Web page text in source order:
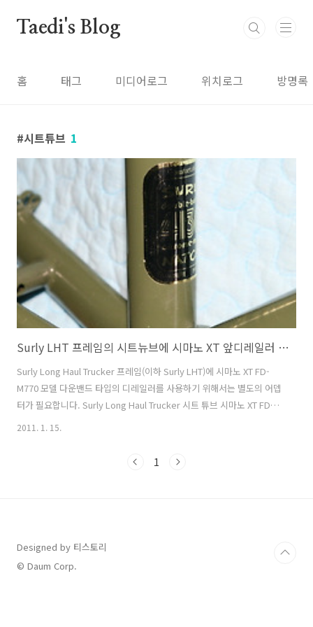
Taedi's Blog
홈 태그 미디어로그 위치로그 방명록
시트튜브 1
Surly LHT 프레임의 시트뉴브에 시마노 XT 앞디레일러 장착
Surly Long Haul Trucker 프레임(이하 Surly LHT)에 시마노 XT FD-
M770 모델 다운밴드 타입의 디레일러를 사용하기 위해서는 별도의 어뎁
터가 필요합니다. Surly Long Haul Trucker 시트 튜브 시마노 XT FD-
M770 모델(다운밴드) - 31.8/34.9mm 호환 Surly LHT 프레임의 시트튜
사용할 수 있습니다. 그래서 장착이 불가능 합니다. Surly LHT 프레임은
2011. 1. 15.
1
Designed by 티스토리
© Daum Corp.